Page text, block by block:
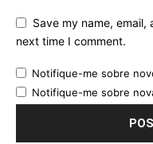
Save my name,
next time I comment.
Notifique-me sobre
Notifique-me sobre